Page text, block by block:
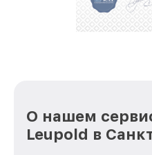
положительные отзывы
стараемся каждый
О нашем
Leupold в